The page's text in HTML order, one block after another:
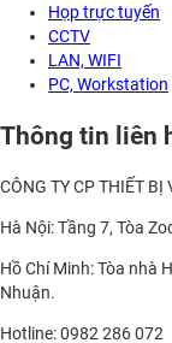
Họp trực tuyến
CCTV
LAN, WIFI
PC, Workstation
Thông tin liên
CÔNG TY CP THIẾT BỊ
Hà Nội: Tầng 7, Tòa
Hồ Chí Minh: Tòa nhà
Nhuận.
Hotline: 0982 286 072